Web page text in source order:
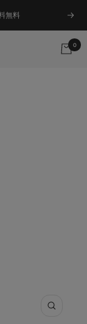
無料 Next
0
Zoom